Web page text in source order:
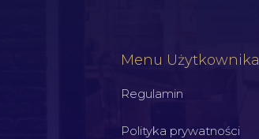
Menu Użytkownika
Regulamin
Polityka prywatności